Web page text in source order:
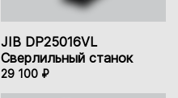
JIB DP25016VL
Сверлильный станок
29 100 ₽